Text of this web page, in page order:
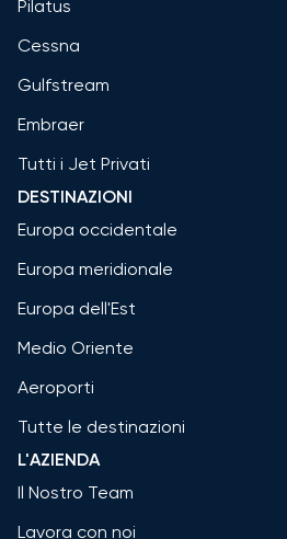
Pilatus
Cessna
Gulfstream
Embraer
Tutti i Jet Privati
DESTINAZIONI
Europa occidentale
Europa meridionale
Europa dell'Est
Medio Oriente
Aeroporti
Tutte le destinazioni
L'AZIENDA
Il Nostro Team
Lavora con noi